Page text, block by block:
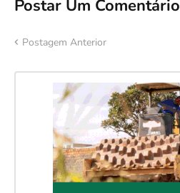
Postar Um Comentário
Postagem Anterior